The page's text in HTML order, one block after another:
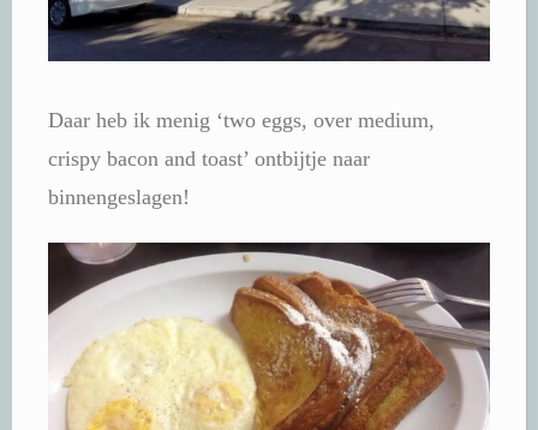
Daar heb ik menig ‘two eggs, over medium,
crispy bacon and toast’ ontbijtje naar
binnengeslagen!